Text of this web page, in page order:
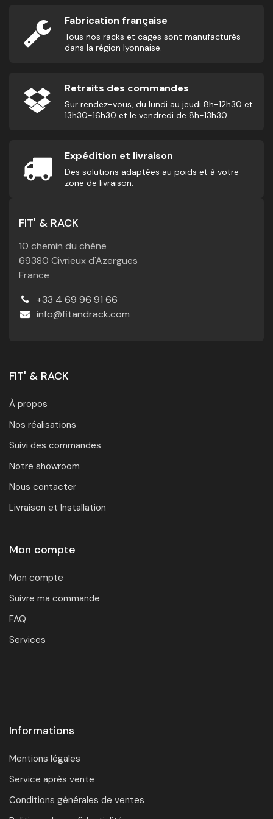
Fabrication française
Tous nos racks et cages sont manufacturés
dans la région lyonnaise.
Retraits des commandes
Sur rendez-vous, du lundi au jeudi 8h-12h30 et
13h30-16h30 et le vendredi de 8h-13h30.
Expédition et livraison
Des solutions adaptées au poids et à votre
zone de livraison.
FIT' & RACK
10 chemin du chêne
69380 Civrieux d'Azergues
France
+33 4 69 96 91 66
info@fitandrack.com
FIT' & RACK
À propos
Nos réalisations
Suivi des commandes
Notre showroom
Nous contacter
Livraison et Installation
Mon compte
Mon compte
Suivre ma commande
FAQ
Services
Informations
Mentions légales
Service après vente
Conditions générales de ventes